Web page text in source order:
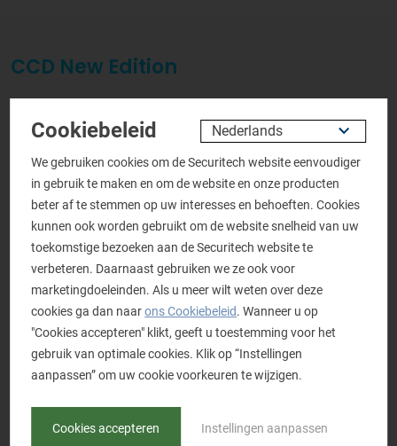
CCD New Edition
Meer informatie over
dit product aanvragen
Persoonlijke gegevens
Aanhef
De heer Mevrouw
Naam*
Bedrijfsnaam*
Cookiebeleid
We gebruiken cookies om de Securitech website eenvoudiger
in gebruik te maken en om de website en onze producten
beter af te stemmen op uw interesses en behoeften. Cookies
kunnen ook worden gebruikt om de website snelheid van uw
toekomstige bezoeken aan de Securitech website te
verbeteren. Daarnaast gebruiken we ze ook voor
marketingdoeleinden. Als u meer wilt weten over deze
cookies ga dan naar ons Cookiebeleid. Wanneer u op
"Cookies accepteren" klikt, geeft u toestemming voor het
gebruik van optimale cookies. Klik op “Instellingen
aanpassen” om uw cookie voorkeuren te wijzigen.
Cookies accepteren Instellingen aanpassen